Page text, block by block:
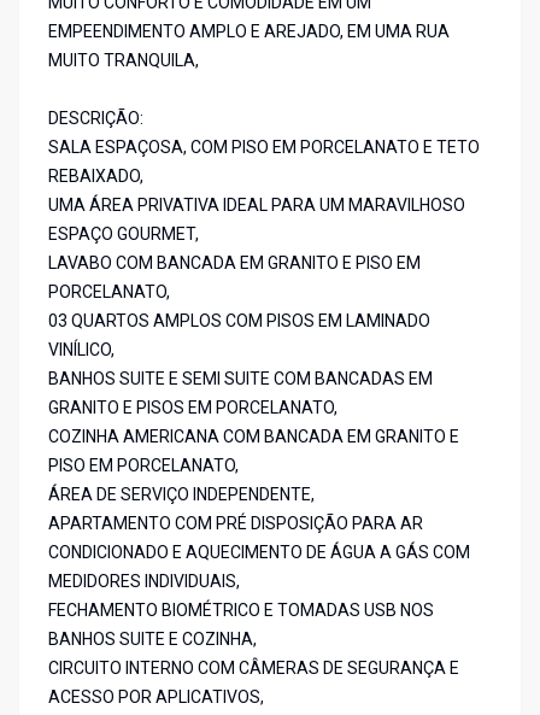
EMPEENDIMENTO AMPLO E AREJADO, EM UMA RUA
MUITO TRANQUILA,
DESCRIÇÃO:
SALA ESPAÇOSA, COM PISO EM PORCELANATO E TETO
REBAIXADO,
UMA ÁREA PRIVATIVA IDEAL PARA UM MARAVILHOSO
ESPAÇO GOURMET,
LAVABO COM BANCADA EM GRANITO E PISO EM
PORCELANATO,
03 QUARTOS AMPLOS COM PISOS EM LAMINADO
VINÍLICO,
BANHOS SUITE E SEMI SUITE COM BANCADAS EM
GRANITO E PISOS EM PORCELANATO,
COZINHA AMERICANA COM BANCADA EM GRANITO E
PISO EM PORCELANATO,
ÁREA DE SERVIÇO INDEPENDENTE,
APARTAMENTO COM PRÉ DISPOSIÇÃO PARA AR
CONDICIONADO E AQUECIMENTO DE ÁGUA A GÁS COM
MEDIDORES INDIVIDUAIS,
FECHAMENTO BIOMÉTRICO E TOMADAS USB NOS
BANHOS SUITE E COZINHA,
CIRCUITO INTERNO COM CÂMERAS DE SEGURANÇA E
ACESSO POR APLICATIVOS,